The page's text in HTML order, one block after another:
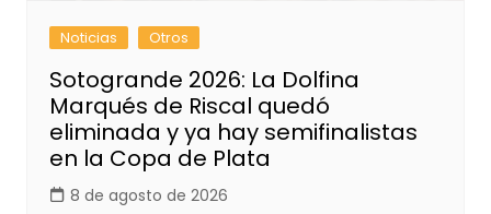
Noticias Otros
Sotogrande 2026: La Dolfina
Marqués de Riscal quedó
eliminada y ya hay semifinalistas
en la Copa de Plata
8 de agosto de 2026